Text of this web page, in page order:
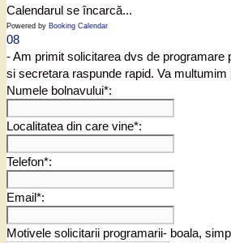
Calendarul se încarcă...
Powered by Booking Calendar
08
- Am primit solicitarea dvs de programare
si secretara raspunde rapid. Va multumim
Numele bolnavului*:
Localitatea din care vine*:
Telefon*:
Email*:
Motivele solicitarii programarii- boala,